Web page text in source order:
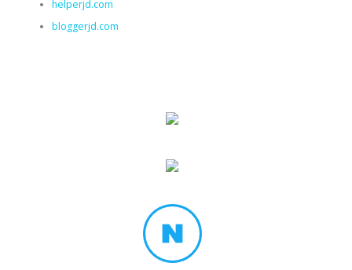
helperjd.com
bloggerjd.com